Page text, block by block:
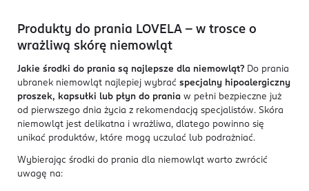
Produkty do prania LOVELA – w trosce o
wrażliwą skórę niemowląt
Jakie środki do prania są najlepsze dla niemowląt? Do prania
ubranek niemowląt najlepiej wybrać specjalny hipoalergiczny
proszek, kapsułki lub płyn do prania w pełni bezpieczne już
od pierwszego dnia życia z rekomendacją specjalistów. Skóra
niemowląt jest delikatna i wrażliwa, dlatego powinno się
unikać produktów, które mogą uczulać lub podrażniać.
Wybierając środki do prania dla niemowląt warto zwrócić
uwagę na: